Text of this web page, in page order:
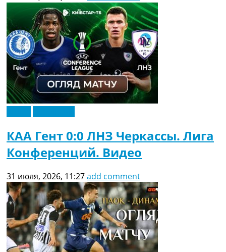
КАА Гент 0:0 ЛНЗ Черкассы. Лига
Конференций. Видео
31 июля, 2026, 11:27add comment